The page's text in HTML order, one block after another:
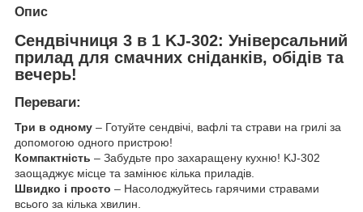
Опис
Сендвічниця 3 в 1 KJ-302: Універсальний
прилад для смачних сніданків, обідів та
вечерь!
Переваги:
Три в одному – Готуйте сендвічі, вафлі та страви на грилі за
допомогою одного пристрою!
Компактність – Забудьте про захаращену кухню! KJ-302
заощаджує місце та замінює кілька приладів.
Швидко і просто – Насолоджуйтесь гарячими стравами
всього за кілька хвилин.